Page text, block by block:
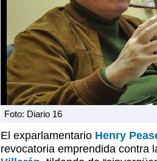
Foto: Diario 16
El exparlamentario Henry
revocatoria emprendida contra